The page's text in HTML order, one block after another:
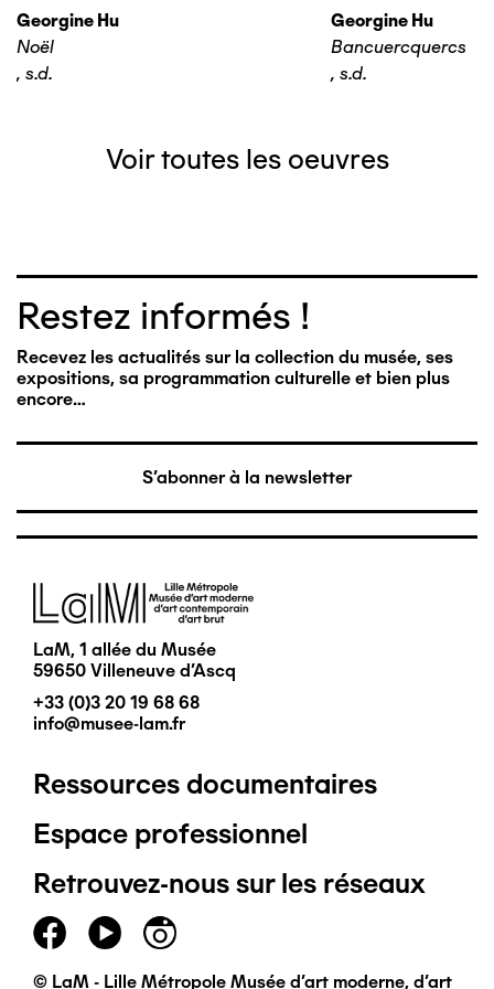
Georgine Hu
Noël
, s.d.
Georgine Hu
Bancuercquercs
, s.d.
Voir toutes les oeuvres
Restez informés !
Recevez les actualités sur la collection du musée, ses
expositions, sa programmation culturelle et bien plus
encore…
S'abonner à la newsletter
Image
LaM, 1 allée du Musée
59650 Villeneuve d'Ascq
+33 (0)3 20 19 68 68
info@musee-lam.fr
Pied
de
page
principal
Ressources documentaires
Espace professionnel
Retrouvez-nous sur les réseaux
© LaM - Lille Métropole Musée d'art moderne, d'art